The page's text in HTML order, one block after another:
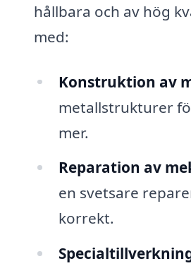
hållbara och av hög
med:
Konstruktion av
metallstrukturer
mer.
Reparation av
en svetsare
korrekt.